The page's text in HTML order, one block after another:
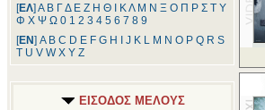
[ΕΛ] Α Β ΓΔ Ε Ζ Η Θ ΚΛ Μ Ν Ξ Ο Π Ρ Σ Τ Υ
Φ Χ Ψ Ω 0 1 2 3 4 5 6 7 8 9
[ΕΝ] A B C D E F G H J K L M N O P Q R S
T U V W X Y Z
ΕΙΣΟΔΟΣ ΜΕΛΟΥΣ